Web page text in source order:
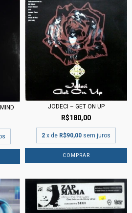
JODECI – GET ON UP
R$180,00
2 x de R$90,00 sem juros